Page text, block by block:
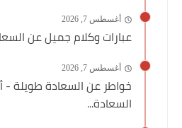
أغسطس 7, 2026
عبارات وكلام جميل عن
أغسطس 7, 2026
خواطر عن السعادة طويلة
السعادة...